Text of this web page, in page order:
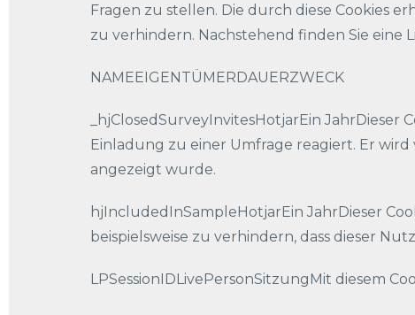
Fragen zu stellen. Die durch diese Cookies
zu verhindern. Nachstehend finden Sie eine
NAMEEIGENTÜMERDAUERZWECK
_hjClosedSurveyInvitesHotjarEin
Einladung zu einer Umfrage reagiert. Er
angezeigt wurde.
hjIncludedInSampleHotjarEin JahrDieser
beispielsweise zu verhindern, dass dieser
LPSessionIDLivePersonSitzungMit diesem